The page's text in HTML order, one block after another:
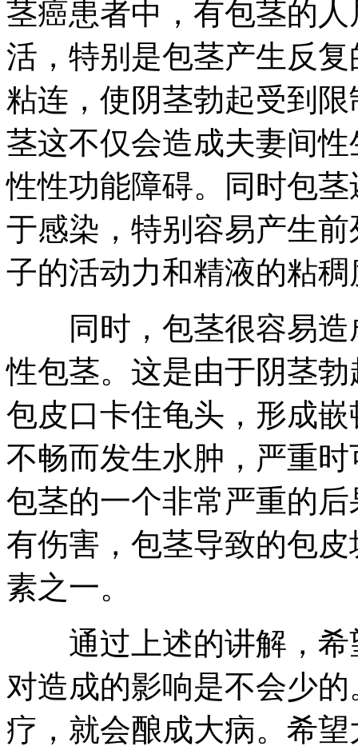
茎癌患者中，有包茎的
活，特别是包茎产生反
粘连，使阴茎勃起受到
茎这不仅会造成夫妻间
性性功能障碍。同时包
于感染，特别容易产生
子的活动力和精液的粘
同时，包茎很容易造
性包茎。这是由于阴茎
包皮口卡住龟头，形成
不畅而发生水肿，严重
包茎的一个非常严重的
有伤害，包茎导致的包
素之一。
通过上述的讲解，希
对造成的影响是不会少
疗，就会酿成大病。希